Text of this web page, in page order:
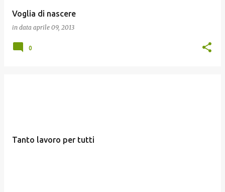
Voglia di nascere
in data aprile 09, 2013
0
Tanto lavoro per tutti